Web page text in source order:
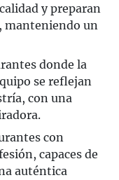
y preparan
manteniendo un
donde la
se reflejan
con una
con
capaces de
auténtica